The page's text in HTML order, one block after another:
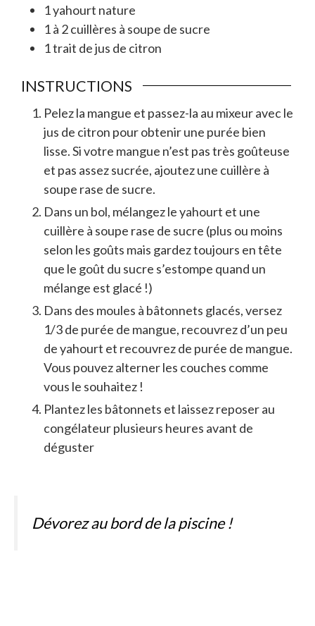
1yahourt nature
1 à 2cuillères à soupe de sucre
1trait de jus de citron
INSTRUCTIONS
Pelez la mangue et passez-la au mixeur avec le
jus de citron pour obtenir une purée bien
lisse. Si votre mangue n’est pas très goûteuse
et pas assez sucrée, ajoutez une cuillère à
soupe rase de sucre.
Dans un bol, mélangez le yahourt et une
cuillère à soupe rase de sucre (plus ou moins
selon les goûts mais gardez toujours en tête
que le goût du sucre s’estompe quand un
mélange est glacé !)
Dans des moules à bâtonnets glacés, versez
1/3 de purée de mangue, recouvrez d’un peu
de yahourt et recouvrez de purée de mangue.
Vous pouvez alterner les couches comme
vous le souhaitez !
Plantez les bâtonnets et laissez reposer au
congélateur plusieurs heures avant de
déguster
Dévorez au bord de la piscine !